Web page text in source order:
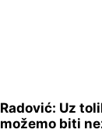
Radović: Uz
možemo biti